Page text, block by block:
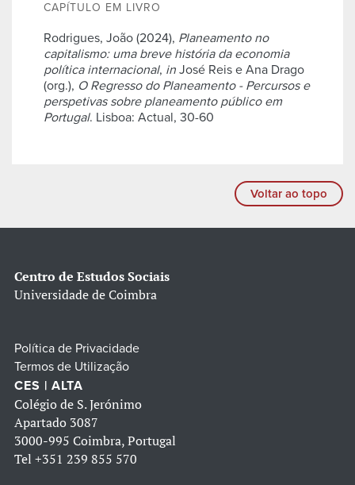
CAPÍTULO EM LIVRO
Rodrigues, João (2024), Planeamento no
capitalismo: uma breve história da economia
política internacional, in José Reis e Ana Drago
(org.), O Regresso do Planeamento - Percursos e
perspetivas sobre planeamento público em
Portugal. Lisboa: Actual, 30-60
Voltar ao topo
Centro de Estudos Sociais
Universidade de Coimbra
Política de Privacidade
Termos de Utilização
CES | ALTA
Colégio de S. Jerónimo
Apartado 3087
3000-995 Coimbra, Portugal
Tel +351 239 855 570